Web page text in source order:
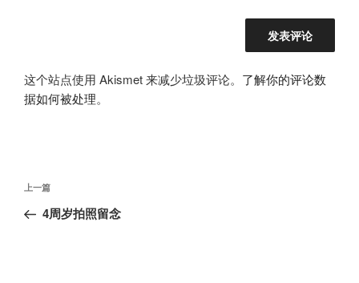
这个站点使用 Akismet 来减少垃圾评论。 了解你的评论数
据如何被处理。
文
导
上
一
上一篇
4周岁拍照留念